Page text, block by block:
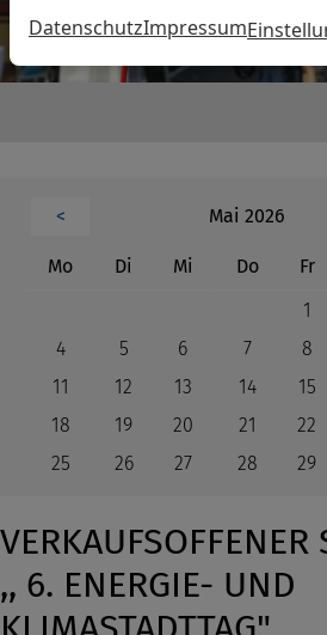
DatenschutzImpressum
< Mai 2026
Montag Di enstag
Mi ttwochDonnerstag
Fr
1
4
5 6 7 8
11
12 13 14 15
18
19 20 21 22
25
26 27 28 29
VERKAUFSOFFENER
,, 6. ENERGIE- UND